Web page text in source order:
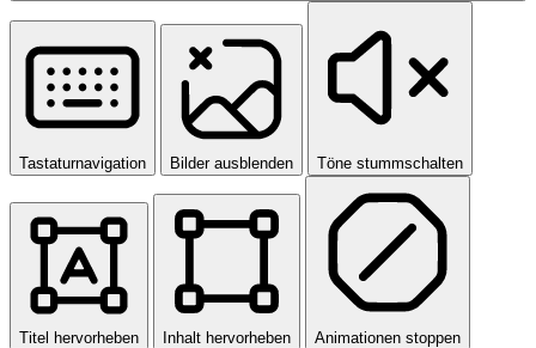
Tastaturnavigation Bilder ausblenden Töne stummschalten
Titel hervorheben Inhalt hervorheben Animationen stoppen